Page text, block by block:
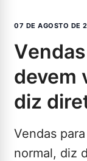
07 DE AGOSTO DE
vendas para a china
devem
diz
Vendas
normal, diz